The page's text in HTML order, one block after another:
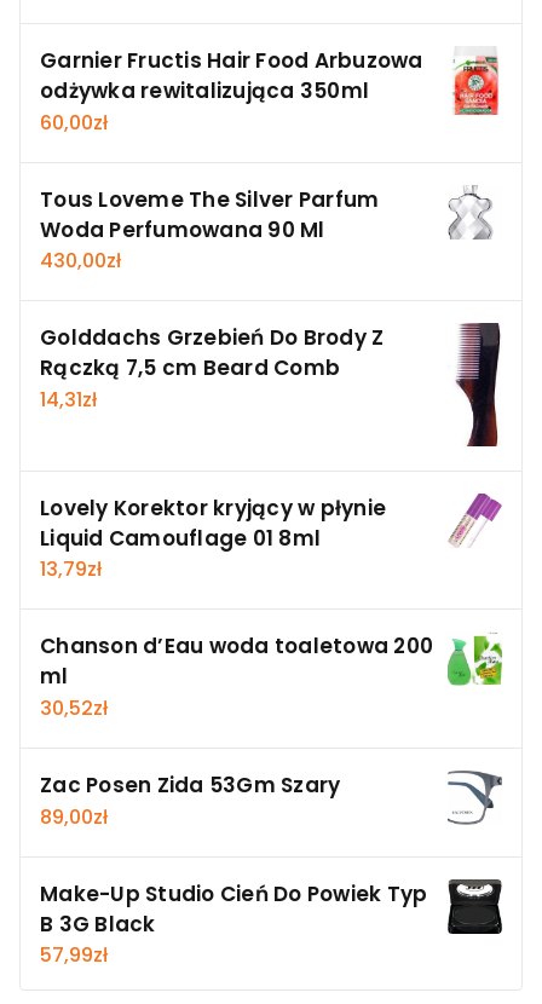
Garnier Fructis Hair Food Arbuzowa
odżywka rewitalizująca 350ml
60,00zł
Tous Loveme The Silver Parfum
Woda Perfumowana 90 Ml
430,00zł
Golddachs Grzebień Do Brody Z
Rączką 7,5 cm Beard Comb
14,31zł
Lovely Korektor kryjący w płynie
Liquid Camouflage 01 8ml
13,79zł
Chanson d’Eau woda toaletowa 200
ml
30,52zł
Zac Posen Zida 53Gm Szary
89,00zł
Make-Up Studio Cień Do Powiek Typ
B 3G Black
57,99zł